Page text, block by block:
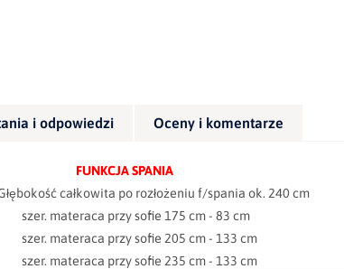
i odpowiedzi Oceny i komentarze
SPANIA
po rozłożeniu f/spania ok. 240 cm
sofie 175 cm - 83 cm
sofie 205 cm - 133 cm
sofie 235 cm - 133 cm